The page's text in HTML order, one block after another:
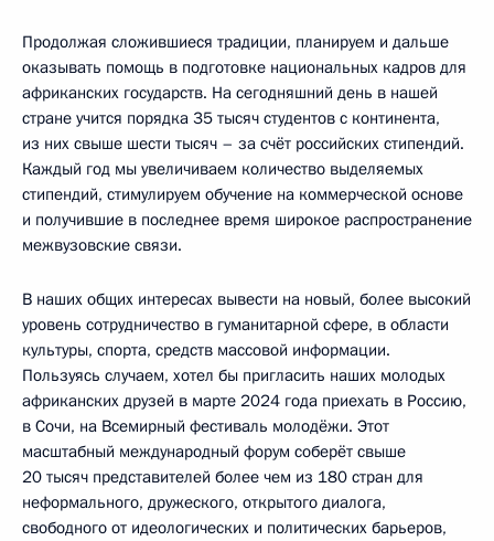
Продолжая сложившиеся традиции, планируем и дальше
оказывать помощь в подготовке национальных кадров для
африканских государств. На сегодняшний день в нашей
стране учится порядка 35 тысяч студентов с континента,
из них свыше шести тысяч – за счёт российских стипендий.
Каждый год мы увеличиваем количество выделяемых
стипендий, стимулируем обучение на коммерческой основе
и получившие в последнее время широкое распространение
межвузовские связи.
В наших общих интересах вывести на новый, более высокий
уровень сотрудничество в гуманитарной сфере, в области
культуры, спорта, средств массовой информации.
Пользуясь случаем, хотел бы пригласить наших молодых
африканских друзей в марте 2024 года приехать в Россию,
в Сочи, на Всемирный фестиваль молодёжи. Этот
масштабный международный форум соберёт свыше
20 тысяч представителей более чем из 180 стран для
неформального, дружеского, открытого диалога,
свободного от идеологических и политических барьеров,